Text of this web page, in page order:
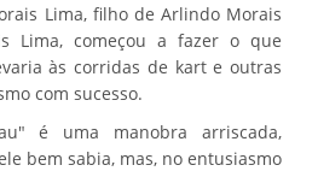
Lima, filho de Arlindo Morais
Lima, começou a fazer o que
às corridas de kart e outras
com sucesso.
é uma manobra arriscada,
bem sabia, mas, no entusiasmo